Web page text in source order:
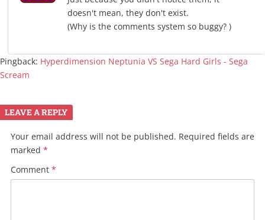
doesn't mean, they don't exist.
(Why is the comments system so buggy? )
Pingback: Hyperdimension Neptunia VS Sega Hard Girls - Sega
Scream
LEAVE A REPLY
Your email address will not be published. Required fields are
marked *
Comment *